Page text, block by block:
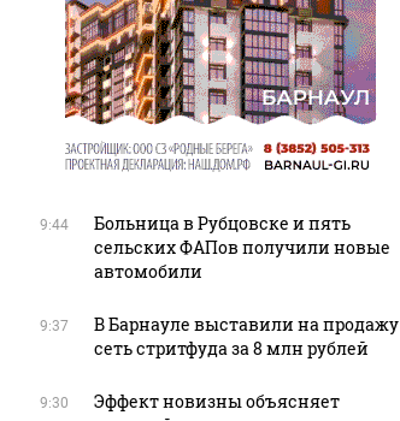
9:44
Больница в Рубцовске и пять
сельских ФАПов получили новые
автомобили
9:37
В Барнауле выставили на продажу
сеть стритфуда за 8 млн рублей
9:30
Эффект новизны объясняет